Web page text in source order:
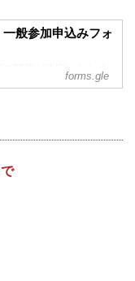
12 in KOBE』合同
2025年10月18日
定 ■開催場所 東京都
般参加申込みフォ
員」と「一般」でお
forms.gle